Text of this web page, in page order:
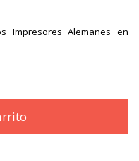
Impresores Alemanes en